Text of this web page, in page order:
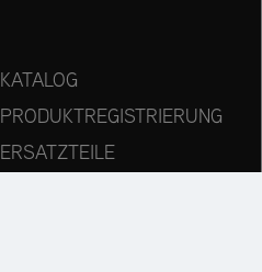
KATALOG
PRODUKTREGISTRIERUNG
ERSATZTEILE